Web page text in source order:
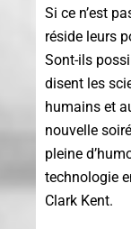
Si ce n’est
réside leurs
Sont-ils
disent les
humains et
nouvelle
pleine
technologie
Clark Kent.